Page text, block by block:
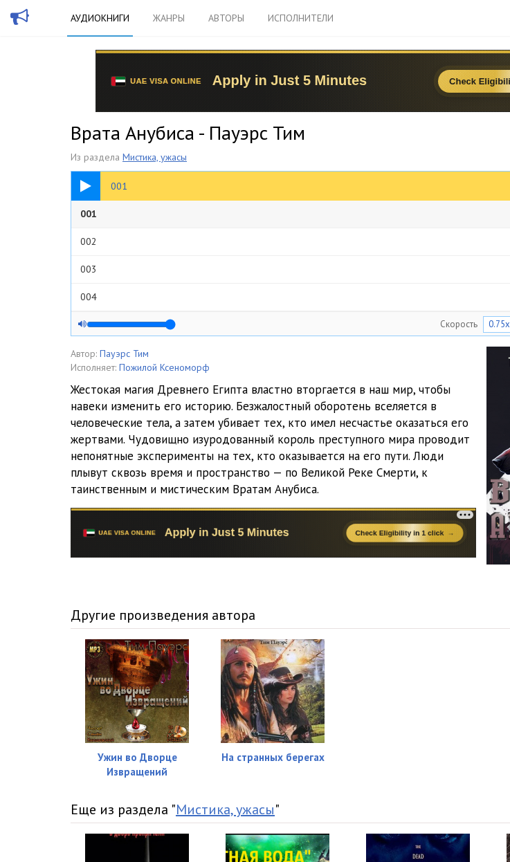
АУДИОКНИГИ ЖАНРЫ АВТОРЫ ИСПОЛНИТЕЛИ
Врата Анубиса - Пауэрс Тим
Из раздела Мистика, ужасы
001
34:17
001
002
003
004
005
006
008
009
010
011
016
017
Скорость 0.75x
Автор: Пауэрс Тим
Исполняет: Пожилой Ксеноморф
Жестокая магия Древнего Египта властно вторгается в наш мир, чтобы
навеки изменить его историю. Безжалостный оборотень вселяется в
человеческие тела, а затем убивает тех, кто имел несчастье оказаться его
жертвами. Чудовищно изуродованный король преступного мира проводит
непонятные эксперименты на тех, кто оказывается на его пути. Люди
плывут сквозь время и пространство — по Великой Реке Смерти, к
таинственным и мистическим Вратам Анубиса.
Другие произведения автора
Ужин во Дворце
Извращений
На странных берегах
Еще из раздела "Мистика, ужасы"